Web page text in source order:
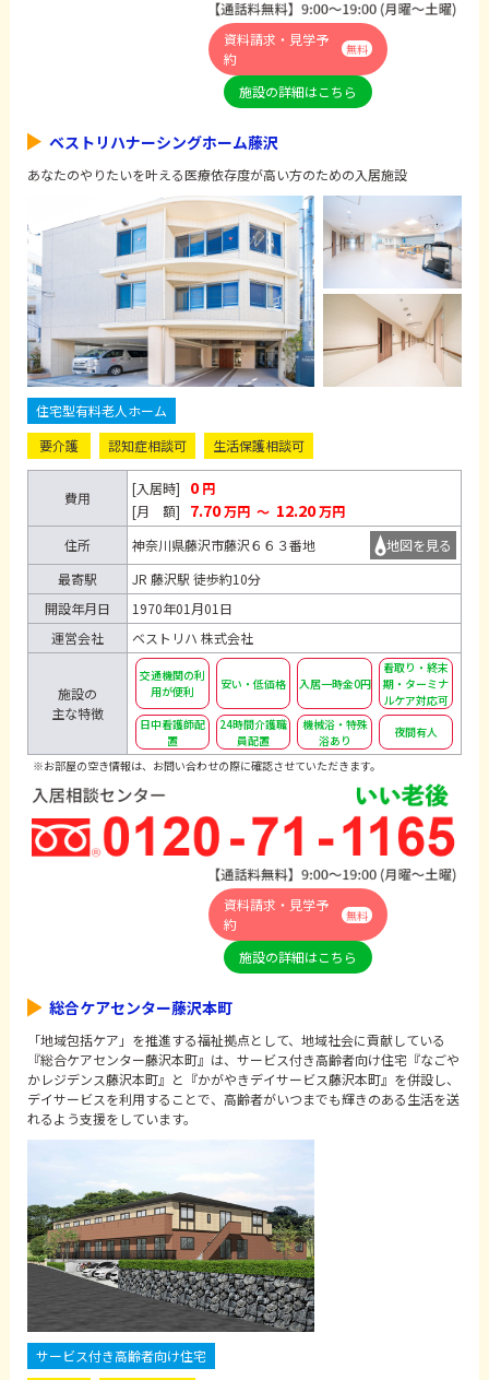
資料請求・見学予
約
無料
施設の詳細はこちら
ベストリハナーシングホーム藤沢
あなたのやりたいを叶える医療依存度が高い方のための入居施設
住宅型有料老人ホーム
要介護
認知症相談可 生活保護相談可
費用
[入居時] 0 円
[月 額]
7.70万円 ～ 12.20万円
住所
神奈川県藤沢市藤沢６６３番地
地図を見る
最寄駅
JR 藤沢駅 徒歩約10分
開設年月日
1970年01月01日
運営会社
ベストリハ 株式会社
施設の
主な特徴
交通機関の利
用が便利
安い・低価格 入居一時金0円
看取り・終末
期・ターミナ
ルケア対応可
日中看護師配
置
24時間介護職
員配置
機械浴・特殊
浴あり
夜間有人
※お部屋の空き情報は、お問い合わせの際に確認させていただきます。
資料請求・見学予
約
無料
施設の詳細はこちら
総合ケアセンター藤沢本町
「地域包括ケア」を推進する福祉拠点として、地域社会に貢献している
『総合ケアセンター藤沢本町』は、サービス付き高齢者向け住宅『なごや
かレジデンス藤沢本町』と『かがやきデイサービス藤沢本町』を併設し、
デイサービスを利用することで、高齢者がいつまでも輝きのある生活を送
れるよう支援をしています。
サービス付き高齢者向け住宅